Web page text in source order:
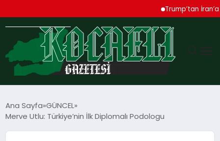
Trump’tan İran’a Sert
Ana Sayfa GÜNCEL
Merve Utlu: Türkiye’nin İlk Diplomalı Podologu